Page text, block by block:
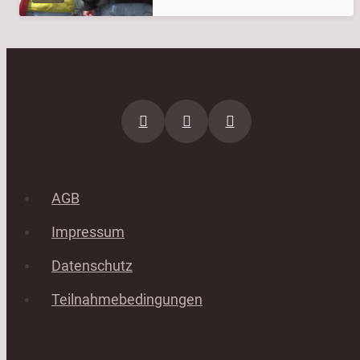
AGB
Impressum
Datenschutz
Teilnahmebedingungen